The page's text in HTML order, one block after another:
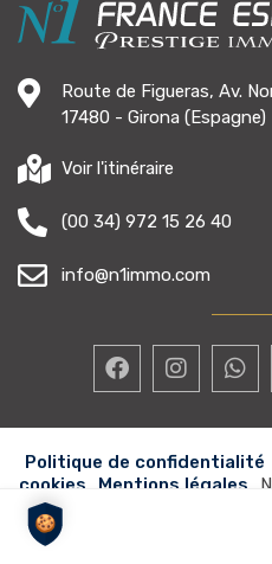
Route de Figueras, Av.
17480 - Girona (Espagne)
Voir l'itinéraire
(00 34) 972 15 26 40
info@n1immo.com
Politique de confidentialité
cookies
Mentions légales